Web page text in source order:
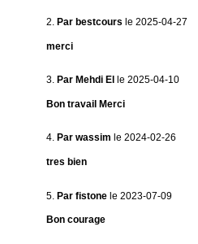
2. Par bestcours le 2025-04-27
merci
3. Par Mehdi El le 2025-04-10
Bon travail Merci
4. Par wassim le 2024-02-26
tres bien
5. Par fistone le 2023-07-09
Bon courage